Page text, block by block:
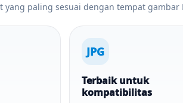
yang paling sesuai dengan tempat gambar
JPG
Terbaik untuk
kompatibilitas